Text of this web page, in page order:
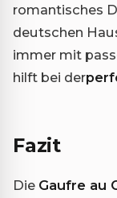
romantisches
deutschen
immer mit
hilft bei der
Fazit
Die Gaufre au